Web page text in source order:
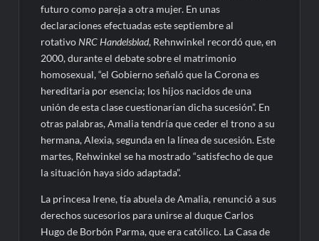
futuro como pareja a otra mujer. En unas
declaraciones efectuadas este septiembre al
rotativoNRC Handelsblad, Rehnwinkel recordó que, en
2000, durante el debate sobre el matrimonio
homosexual, “el Gobierno señaló que la Corona es
hereditaria por esencia; los hijos nacidos de una
unión de esta clase cuestionarían dicha sucesión”. En
otras palabras, Amalia tendría que ceder el trono a su
hermana, Alexia, segunda en la línea de sucesión. Este
martes, Rehwinkel se ha mostrado “satisfecho de que
la situación haya sido adaptada”.
La princesa Irene, tía abuela de Amalia, renunció a sus
derechos sucesorios para unirse al duque Carlos
Hugo de Borbón Parma, que era católico. La Casa de